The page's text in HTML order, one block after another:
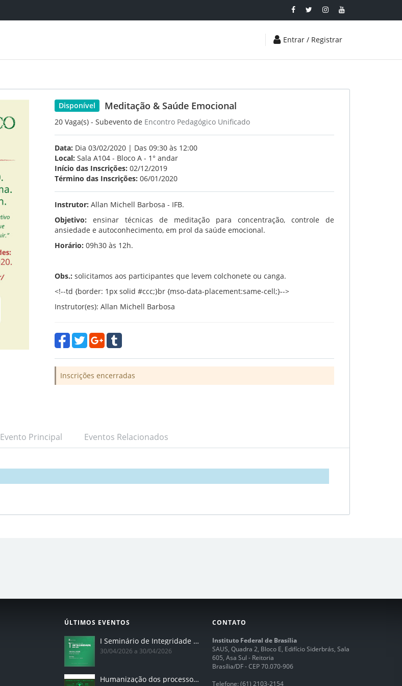
Entrar / Registrar
Disponível Meditação & Saúde Emocional
20 Vaga(s) - Subevento de Encontro Pedagógico Unificado
Data: Dia 03/02/2020 | Das 09:30 às 12:00
Local: Sala A104 - Bloco A - 1° andar
Início das Inscrições: 02/12/2019
Término das Inscrições: 06/01/2020
Instrutor: Allan Michell Barbosa - IFB.
Objetivo: ensinar técnicas de meditação para concentração, controle de
ansiedade e autoconhecimento, em prol da saúde emocional.
Horário: 09h30 às 12h.
Obs.: solicitamos aos participantes que levem colchonete ou canga.
<!--td {border: 1px solid #ccc;}br {mso-data-placement:same-cell;}-->
Instrutor(es): Allan Michell Barbosa
Inscrições encerradas
Evento Principal Eventos Relacionados
ÚLTIMOS EVENTOS
I Seminário de Integridade do IFB
30/04/2026 a 30/04/2026
Humanização dos processos de trabalhos em tempos de IA
CONTATO
Instituto Federal de Brasília
SAUS, Quadra 2, Bloco E, Edifício Siderbrás, Sala
605, Asa Sul - Reitoria
Brasília/DF - CEP 70.070-906
Telefone: (61) 2103-2154